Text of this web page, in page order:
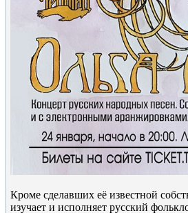
Кроме сделавших её известной
изучает и исполняет русский